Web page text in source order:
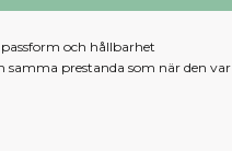
och hållbarhet
samma prestanda som när den